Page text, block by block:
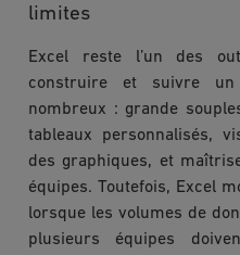
limites
Excel reste l’un des
construire et suivre
nombreux : grande
tableaux personnalisés,
des graphiques, et
équipes. Toutefois, Excel
lorsque les volumes de
plusieurs équipes